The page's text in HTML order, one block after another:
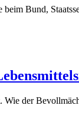
Bund,
der